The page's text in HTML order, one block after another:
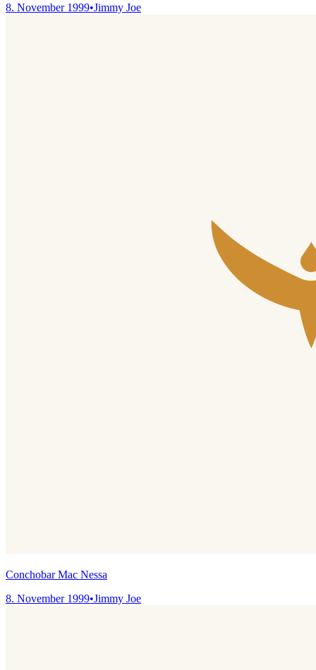
8. November 1999•Jimmy Joe
Conchobar Mac Nessa
8. November 1999•Jimmy Joe